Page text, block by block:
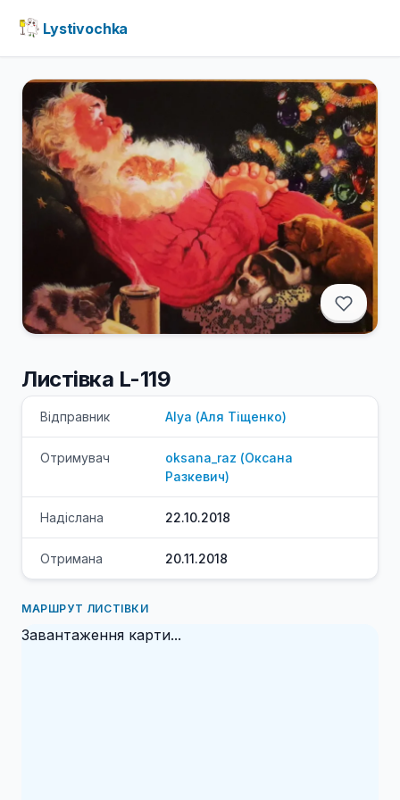
Lystivochka
Листівка L-119
Відправник Alya (Аля Тіщенко)
Отримувач oksana_raz (Оксана
Разкевич)
Надіслана 22.10.2018
Отримана 20.11.2018
МАРШРУТ ЛИСТІВКИ
Завантаження карти...